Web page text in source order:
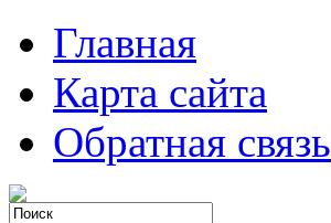
Главная
Карта сайта
Обратная связь